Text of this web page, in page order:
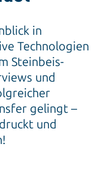
in
Technologien
Steinbeis-
und
gelingt –
und